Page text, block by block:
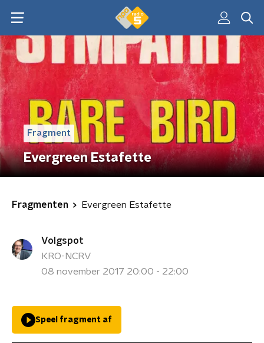
Fragment
Evergreen Estafette
Fragmenten Evergreen Estafette
Volgspot
KRO-NCRV
08 november 2017 20:00 - 22:00
Speel fragment af